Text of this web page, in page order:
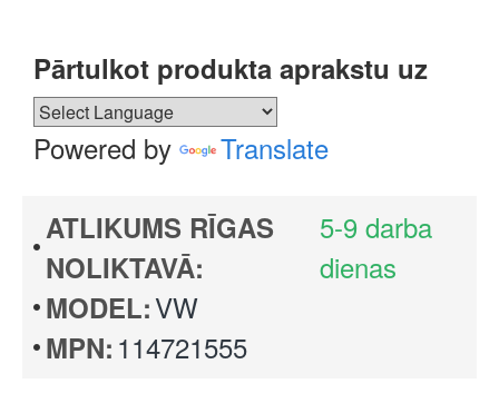
Pārtulkot produkta aprakstu uz
Powered by Translate
ATLIKUMS RĪGAS
NOLIKTAVĀ:
5-9 darba
dienas
MODEL:VW
MPN: 114721555